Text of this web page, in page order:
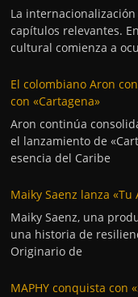
La
capítulos relevantes.
cultural comienza a
El colombiano Aron
con «Cartagena»
Aron continúa
el lanzamiento de
esencia del Caribe
Maiky Saenz lanza «Tu
Maiky Saenz, una
una historia de
Originario de
MAPHY conquista con